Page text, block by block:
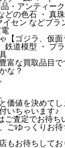
・アンティー
どの色石 ・ 真珠
イセン などブラ
【ゴジラ、仮
鉄道模型 ・ プ
富な買取品目で
な？
価値を決めてし
いちゃいます♪
ご査定でお待ち
ごゆっくりお待
もお待ちしてお